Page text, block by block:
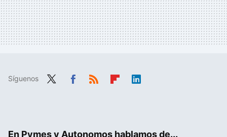
Síguenos
En Pymes y Autonomos hablamos de...